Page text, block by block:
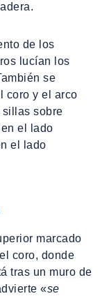
de los
lucían los
se
coro y el arco
sobre
el lado
el lado
marcado
coro, donde
tras un muro de
«se